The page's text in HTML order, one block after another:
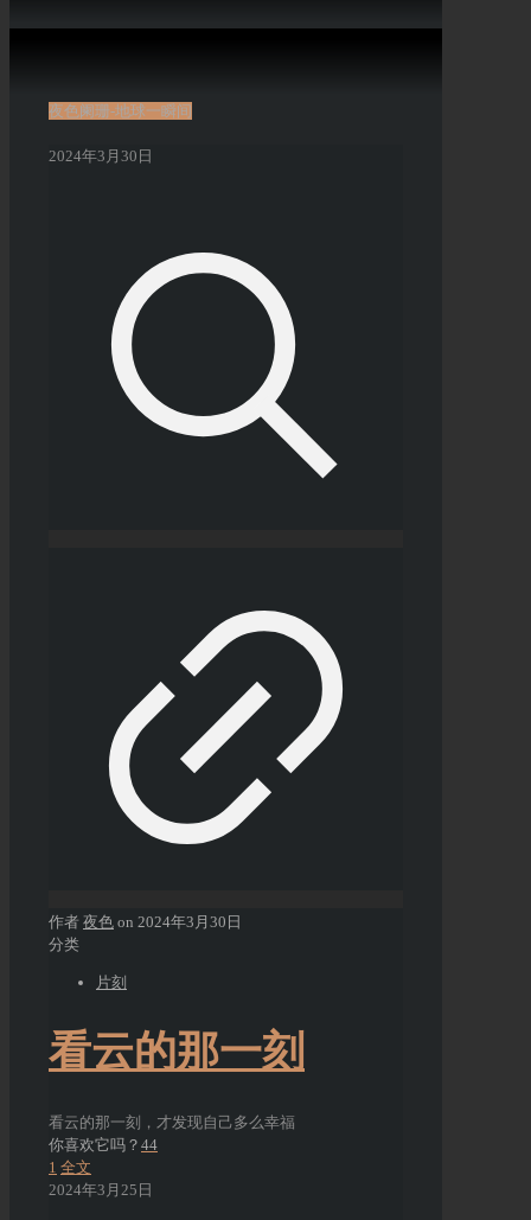
夜色阑珊-地球一瞬间
2024年3月30日
作者 夜色 on 2024年3月30日
分类
片刻
看云的那一刻
看云的那一刻，才发现自己多么幸福
你喜欢它吗？ 44
1 全文
2024年3月25日